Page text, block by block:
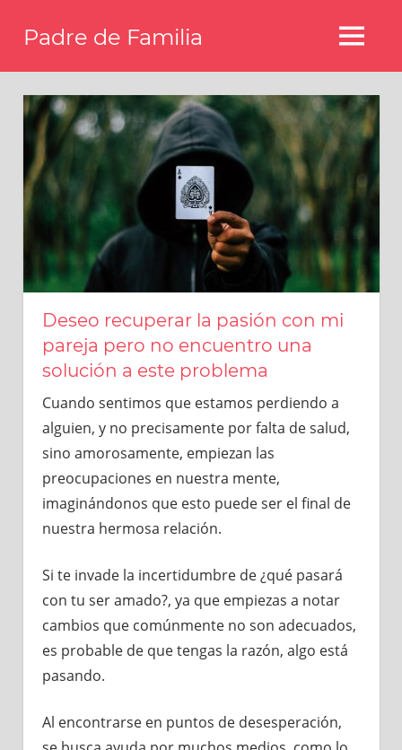
Padre de Familia
y
hogar
MENÚ
Deseo recuperar la pasión con mi
pareja pero no encuentro una
solución a este problema
Cuando sentimos que estamos perdiendo a
alguien, y no precisamente por falta de salud,
sino amorosamente, empiezan las
preocupaciones en nuestra mente,
imaginándonos que esto puede ser el final de
nuestra hermosa relación.
Si te invade la incertidumbre de ¿qué pasará
con tu ser amado?, ya que empiezas a notar
cambios que comúnmente no son adecuados,
es probable de que tengas la razón, algo está
pasando.
Al encontrarse en puntos de desesperación,